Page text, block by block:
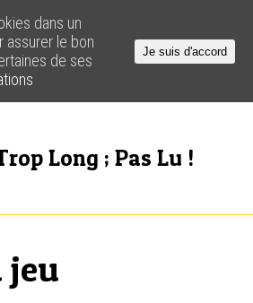
Long ; Pas Lu !
Jeux
jeu
dans un
assurer le bon
de ses
Je suis d'accord